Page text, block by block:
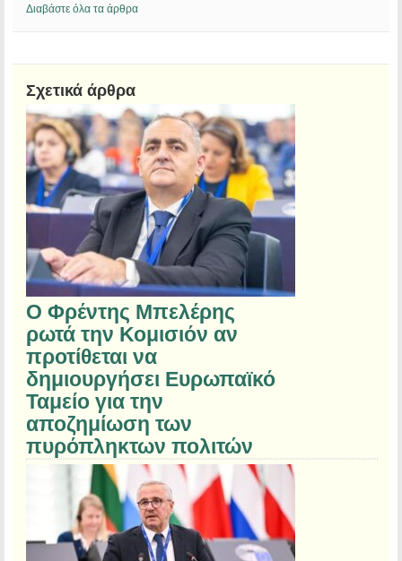
Διαβάστε όλα τα άρθρα
Σχετικά άρθρα
Ο Φρέντης Μπελέρης
ρωτά την Κομισιόν αν
προτίθεται να
δημιουργήσει Ευρωπαϊκό
Ταμείο για την
αποζημίωση των
πυρόπληκτων πολιτών